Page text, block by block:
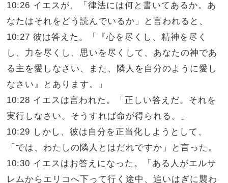
10:26 イエスが、「律法には何と書いてあるか。あ
なたはそれをどう読んでいるか」と言われると、
10:27 彼は答えた。「『心を尽くし、精神を尽く
し、力を尽くし、思いを尽くして、あなたの神であ
る主を愛しなさい、また、隣人を自分のように愛し
なさい』とあります。」
10:28 イエスは言われた。「正しい答えだ。それを
実行しなさい。そうすれば命が得られる。」
10:29 しかし、彼は自分を正当化しようとして、
「では、わたしの隣人とはだれですか」と言った。
10:30 イエスはお答えになった。「ある人がエルサ
レムからエリコへ下って行く途中、追いはぎに襲わ